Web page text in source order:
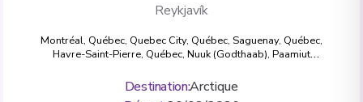
Reykjavík
Montréal, Québec, Quebec City, Québec, Saguenay, Québec,
Havre-Saint-Pierre, Québec, Nuuk (Godthaab), Paamiut
Grundarfjørdur, Reykjavík
Destination:Arctique